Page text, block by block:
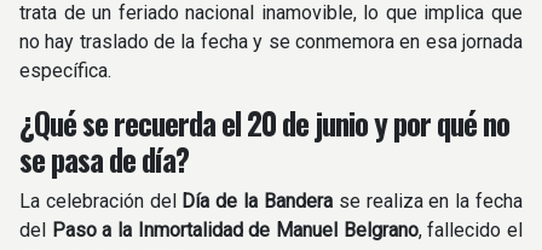
trata de un feriado nacional inamovible, lo que implica que
no hay traslado de la fecha y se conmemora en esa jornada
específica.
¿Qué se recuerda el 20 de junio y por qué no
se pasa de día?
La celebración del Día de la Bandera se realiza en la fecha
del Paso a la Inmortalidad de Manuel Belgrano, fallecido el